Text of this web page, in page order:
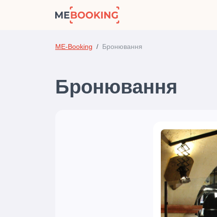
ME-Booking Бронювання
Бронювання